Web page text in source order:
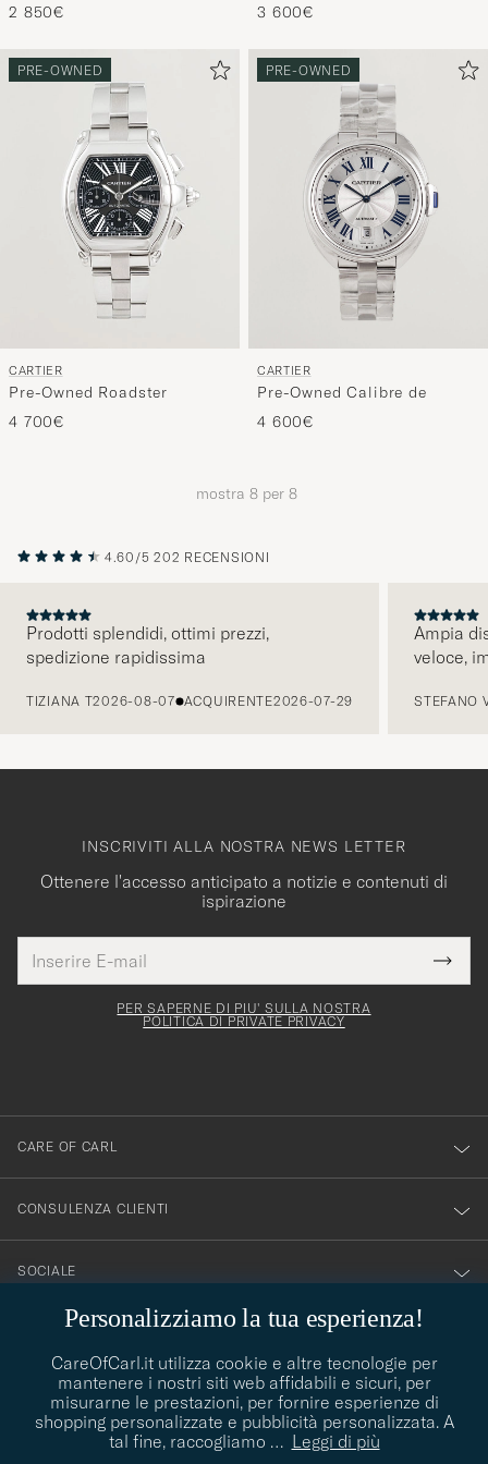
2 850€
3 600€
PRE-OWNED
CARTIER
Pre-Owned Roadster
4 700€
PRE-OWNED
CARTIER
Pre-Owned Calibre de
4 600€
mostra 8 per 8
4.60/5 202 RECENSIONI
Prodotti splendidi, ottimi prezzi,
spedizione rapidissima
TIZIANA T2026-08-07 ACQUIRENTE2026-07-29
Ampia
veloce,
STEFANO
Personalizziamo la tua esperienza!
CareOfCarl.it utilizza cookie e altre tecnologie per
mantenere i nostri siti web affidabili e sicuri, per
misurarne le prestazioni, per fornire esperienze di
shopping personalizzate e pubblicità personalizzata. A
tal fine, raccogliamo … Leggi di più
INSCRIVITI ALLA NOSTRA NEWS LETTER
Ottenere l'accesso anticipato a notizie e contenuti di
ispirazione
E-
mail
Grazie
per
PER SAPERNE DI PIU' SULLA NOSTRA
POLITICA DI PRIVATE PRIVACY
CARE OF CARL
CONSULENZA CLIENTI
SOCIALE
CONSIGLI DI STILE